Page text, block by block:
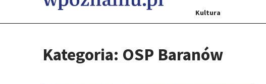
Kultura
Kategoria: OSP Baranów